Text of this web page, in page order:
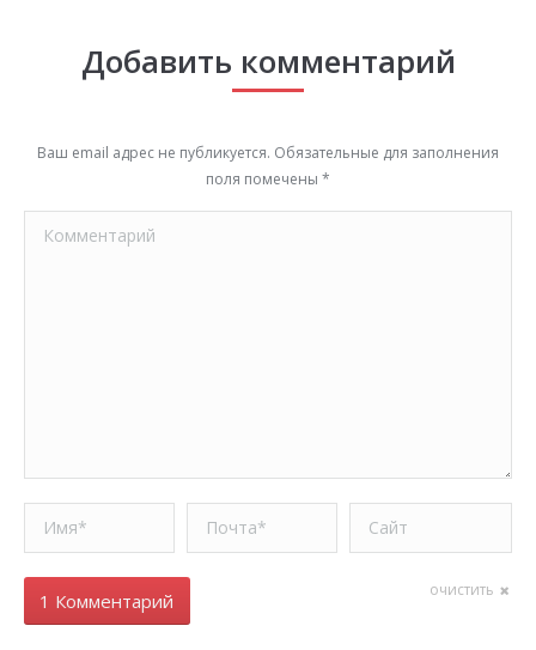
Добавить комментарий
Ваш email адрес не публикуется. Обязательные для заполнения
поля помечены *
Комментарий
Имя * Почта * Сайт
очистить
1 Комментарий